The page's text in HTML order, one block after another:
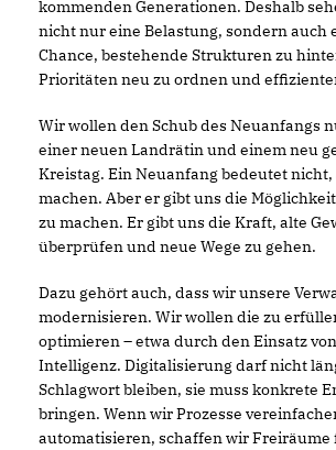
kommenden Generationen. Deshalb
nicht nur eine Belastung, sondern auch
Chance, bestehende Strukturen zu
Prioritäten neu zu ordnen und
Wir wollen den Schub des Neuanfangs
einer neuen Landrätin und einem neu
Kreistag. Ein Neuanfang bedeutet nicht,
machen. Aber er gibt uns die
zu machen. Er gibt uns die Kraft, alte
überprüfen und neue Wege zu gehen.
Dazu gehört auch, dass wir unsere
modernisieren. Wir wollen die zu
optimieren – etwa durch den Einsatz
Intelligenz. Digitalisierung darf nicht
Schlagwort bleiben, sie muss konkrete
bringen. Wenn wir Prozesse
automatisieren, schaffen wir Freiräume